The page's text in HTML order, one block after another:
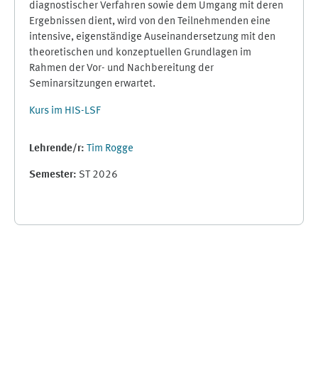
diagnostischer Verfahren sowie dem Umgang mit deren
Ergebnissen dient, wird von den Teilnehmenden eine
intensive, eigenständige Auseinandersetzung mit den
theoretischen und konzeptuellen Grundlagen im
Rahmen der Vor- und Nachbereitung der
Seminarsitzungen erwartet.
Kurs im HIS-LSF
Lehrende/r: Tim Rogge
Semester: ST 2026